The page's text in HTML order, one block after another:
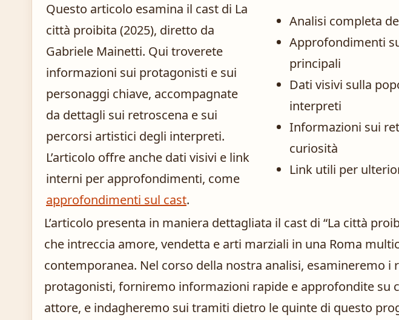
Questo articolo esamina il cast di La
città proibita (2025), diretto da
Gabriele Mainetti. Qui troverete
informazioni sui protagonisti e sui
personaggi chiave, accompagnate
da dettagli sui retroscena e sui
percorsi artistici degli interpreti.
L’articolo offre anche dati visivi e link
interni per approfondimenti, come
approfondimenti sul cast.
Analisi completa
Approfondimenti
principali
Dati visivi sulla
interpreti
Informazioni sui
curiosità
Link utili per
L’articolo presenta in maniera dettagliata il cast di “La città
che intreccia amore, vendetta e arti marziali in una Roma
contemporanea. Nel corso della nostra analisi, esamineremo i
protagonisti, forniremo informazioni rapide e approfondite su
attore, e indagheremo sui tramiti dietro le quinte di questo